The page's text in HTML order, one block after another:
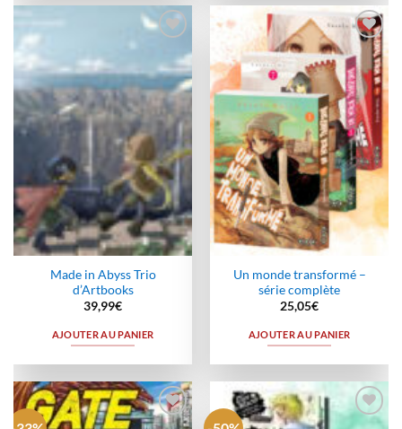
à la
wishlist
Made in Abyss Trio
d’Artbooks
39,99€
AJOUTER AU PANIER
Ajouter
à la
wishlist
Un monde transformé –
série complète
25,05€
AJOUTER AU PANIER